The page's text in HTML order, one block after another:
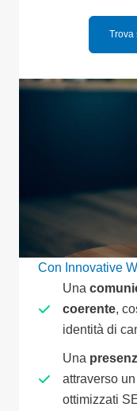
Trova
Con Innovative
Una
coerente,
identità di
Una
attraverso un
ottimizzati